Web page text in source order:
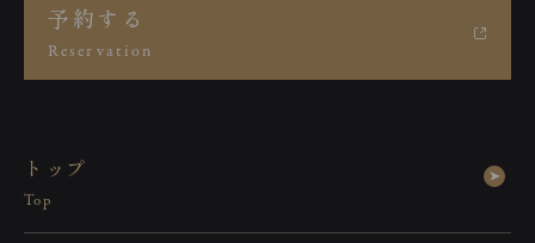
予約する
Reservation
ト ッ プ
Top
主役は作品。空間は、その価値を
引き出すために